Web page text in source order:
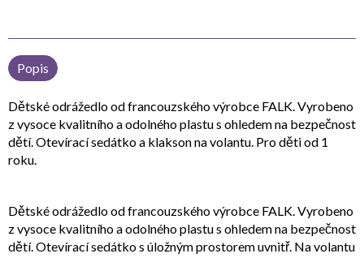
Popis
Dětské odrážedlo od francouzského výrobce FALK. Vyrobeno
z vysoce kvalitního a odolného plastu s ohledem na bezpečnost
dětí. Otevírací sedátko a klakson na volantu. Pro děti od 1
roku.
Dětské odrážedlo od francouzského výrobce FALK. Vyrobeno
z vysoce kvalitního a odolného plastu s ohledem na bezpečnost
dětí. Otevírací sedátko s úložným prostorem uvnitř. Na volantu